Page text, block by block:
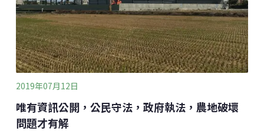
築學系徐明福榮譽教授、吳秉聲教授、清華大學環境與
文化資源學系榮芳杰教授、成功大學法律學系陳思廷教
授、國立台北教育大學藝術與造形設計學系黃心蓉副教
授及恩典法律事務所
2019年07月12日
唯有資訊公開，公民守法，政府執法，農地破壞
問題才有解